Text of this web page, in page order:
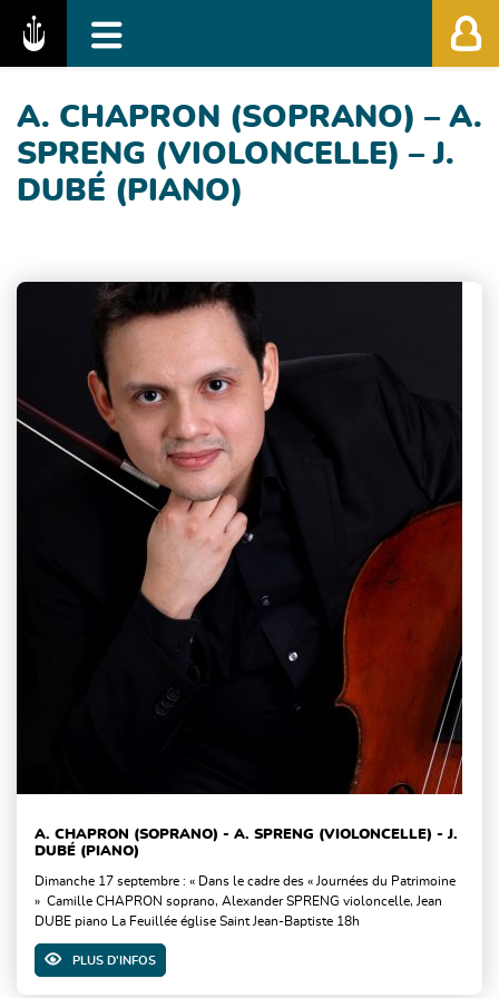
Fédération des Festivals de Musique
A. CHAPRON (SOPRANO) – A.
SPRENG (VIOLONCELLE) – J.
DUBÉ (PIANO)
A. CHAPRON (SOPRANO) - A. SPRENG (VIOLONCELLE) - J.
DUBÉ (PIANO)
Dimanche 17 septembre : « Dans le cadre des « Journées du Patrimoine
» Camille CHAPRON soprano, Alexander SPRENG violoncelle, Jean
DUBE piano La Feuillée église Saint Jean-Baptiste 18h
PLUS D'INFOS